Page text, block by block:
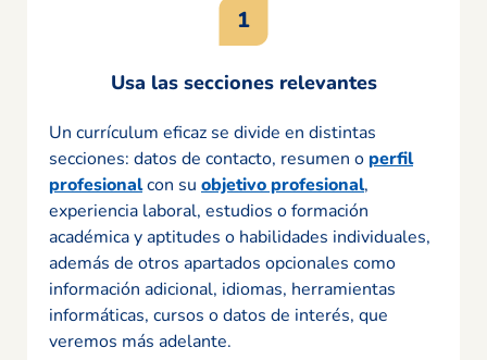
Usa las secciones relevantes
Un currículum eficaz se divide en distintas
secciones: datos de contacto, resumen o perfil
profesionalcon su objetivo profesional,
experiencia laboral, estudios o formación
académica y aptitudes o habilidades individuales,
además de otros apartados opcionales como
información adicional, idiomas, herramientas
informáticas, cursos o datos de interés, que
veremos más adelante.